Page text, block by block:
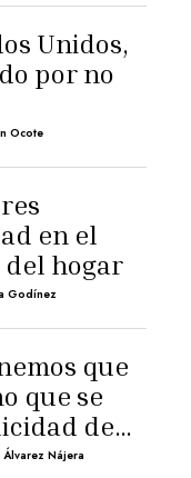
Unidos,
por no
Ocote
en el
del hogar
Godínez
que
que se
de
Nájera